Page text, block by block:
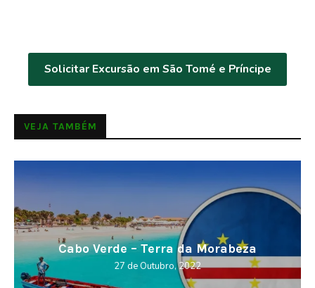
Solicitar Excursão em São Tomé e Príncipe
VEJA TAMBÉM
Cabo Verde – Terra da Morabeza
27 de Outubro, 2022